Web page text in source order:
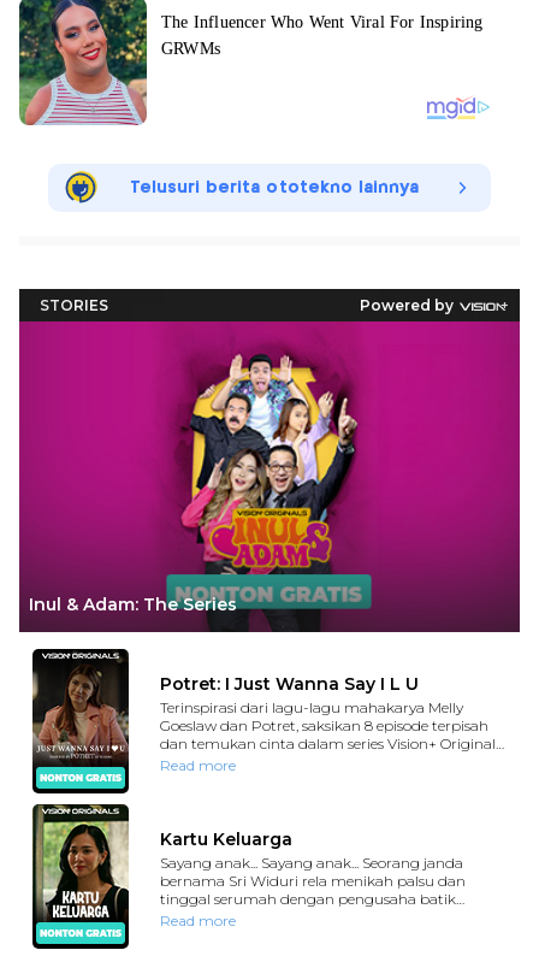
Telusuri berita ototekno lainnya